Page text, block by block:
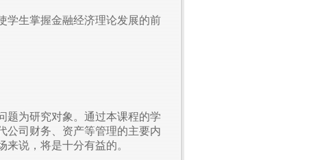
学生掌握金融经济理论发展的前
题为研究对象。通过本课程的学
公司财务、资产等管理的主要内
说，将是十分有益的。